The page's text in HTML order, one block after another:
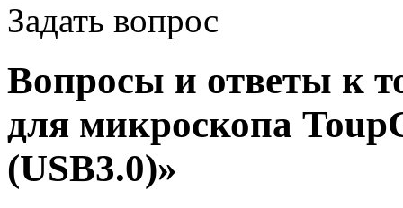
Задать вопрос
Вопросы и ответы к
для микроскопа
(USB3.0)»